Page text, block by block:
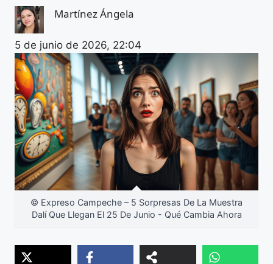
Martínez Ángela
5 de junio de 2026, 22:04
© Expreso Campeche – 5 Sorpresas De La Muestra
Dalí Que Llegan El 25 De Junio - Qué Cambia Ahora